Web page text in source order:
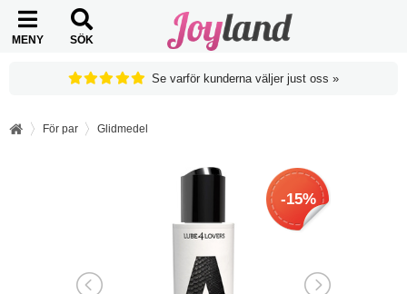
MENY SÖK
Se varför kunderna väljer just oss »
För par Glidmedel
-15%